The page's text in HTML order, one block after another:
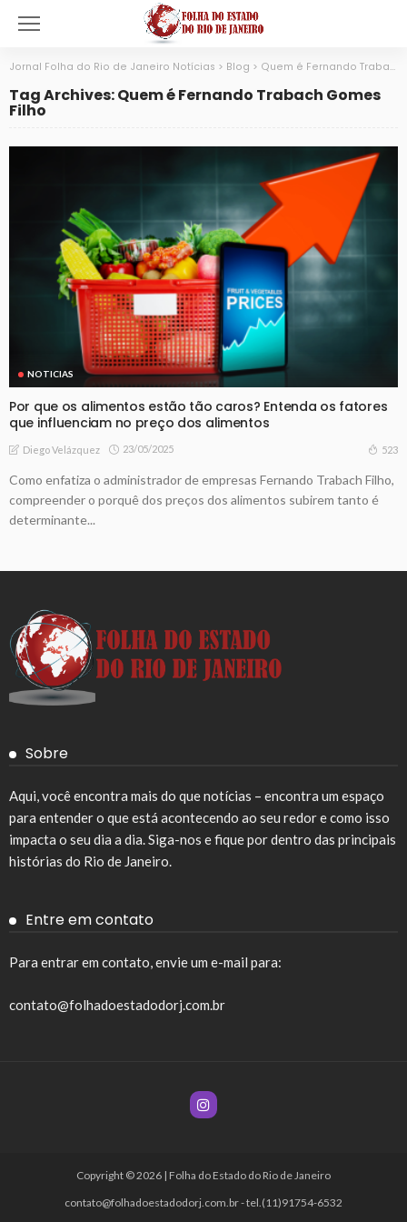
Jornal Folha do Rio de Janeiro Notícias > Blog > Quem é Fernando Trabach Gomes Filho
Tag Archives: Quem é Fernando Trabach Gomes
Filho
NOTICIAS
Por que os alimentos estão tão caros? Entenda os fatores
que influenciam no preço dos alimentos
Diego Velázquez 23/05/2025 523
Como enfatiza o administrador de empresas Fernando Trabach Filho,
compreender o porquê dos preços dos alimentos subirem tanto é
determinante...
Sobre
Aqui, você encontra mais do que notícias – encontra um espaço
para entender o que está acontecendo ao seu redor e como isso
impacta o seu dia a dia. Siga-nos e fique por dentro das principais
histórias do Rio de Janeiro.
Entre em contato
Para entrar em contato, envie um e-mail para:
contato@folhadoestadodorj.com.br
Copyright © 2026 | Folha do Estado do Rio de Janeiro
contato@folhadoestadodorj.com.br- tel.(11)91754-6532